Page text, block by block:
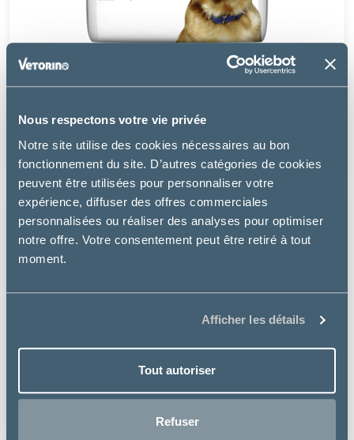
Nous respectons votre vie privée
Notre site utilise des cookies nécessaires au bon
fonctionnement du site. D’autres catégories de cookies
peuvent être utilisées pour personnaliser votre
expérience, diffuser des offres commerciales
personnalisées ou réaliser des analyses pour optimiser
notre offre. Votre consentement peut être retiré à tout
moment.
Afficher les détails
Tout autoriser
Refuser
21.43€